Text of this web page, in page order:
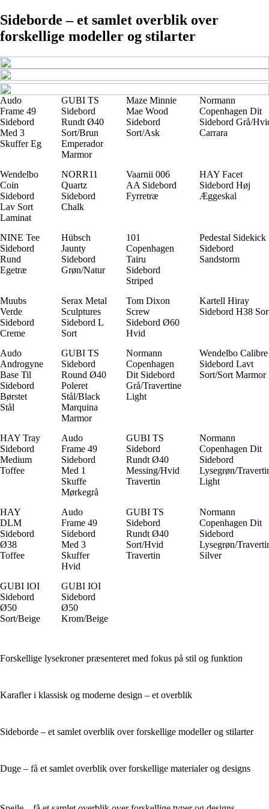
Sideborde – et samlet overblik over
forskellige modeller og stilarter
Audo
Frame 49
Sidebord
Med 3
Skuffer Eg
GUBI TS
Sidebord
Rundt Ø40
Sort/Brun
Emperador
Marmor
Maze Minnie
Mae Wood
Sidebord
Sort/Ask
Normann
Copenhagen Dit
Sidebord Grå/
Carrara
Wendelbo
Coin
Sidebord
Lav Sort
Laminat
NORR11
Quartz
Sidebord
Chalk
Vaarnii 006
AA Sidebord
Fyrretræ
HAY Facet
Sidebord Høj
Æggeskal
NINE Tee
Sidebord
Rund
Egetræ
Hübsch
Jaunty
Sidebord
Grøn/Natur
101
Copenhagen
Tairu
Sidebord
Striped
Pedestal Sidekick
Sidebord
Sandstorm
Muubs
Verde
Sidebord
Creme
Serax Metal
Sculptures
Sidebord L
Sort
Tom Dixon
Screw
Sidebord Ø60
Hvid
Kartell Hiray
Sidebord H38
Audo
Androgyne
Base Til
Sidebord
Børstet
Stål
GUBI TS
Sidebord
Round Ø40
Poleret
Stål/Black
Marquina
Marmor
Normann
Copenhagen
Dit Sidebord
Grå/Travertine
Light
Wendelbo Calibre
Sidebord Lavt
Sort/Sort Marmor
HAY Tray
Sidebord
Medium
Toffee
Audo
Frame 49
Sidebord
Med 1
Skuffe
Mørkegrå
GUBI TS
Sidebord
Rundt Ø40
Messing/Hvid
Travertin
Normann
Copenhagen Dit
Sidebord
Lysegrøn/
Light
HAY
DLM
Sidebord
Ø38
Toffee
Audo
Frame 49
Sidebord
Med 3
Skuffer
Hvid
GUBI TS
Sidebord
Rundt Ø40
Sort/Hvid
Travertin
Normann
Copenhagen Dit
Sidebord
Lysegrøn/
Silver
GUBI IOI
Sidebord
Ø50
Sort/Beige
GUBI IOI
Sidebord
Ø50
Krom/Beige
Forskellige lysekroner præsenteret med fokus på stil og funktion
Karafler i klassisk og moderne design – et overblik
Sideborde – et samlet overblik over forskellige modeller og stilarter
Duge – få et samlet overblik over forskellige materialer og designs